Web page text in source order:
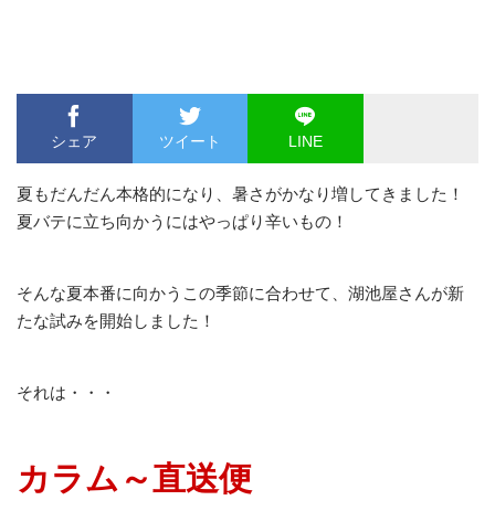
シェア ツイート LINE
夏もだんだん本格的になり、暑さがかなり増してきました！
夏バテに立ち向かうにはやっぱり辛いもの！
そんな夏本番に向かうこの季節に合わせて、湖池屋さんが新
たな試みを開始しました！
それは・・・
カラム～直送便